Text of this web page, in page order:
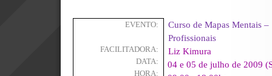
EVENTO:
FACILITADORA:
DATA:
HORA:
Curso de Mapas Mentais
Profissionais
Liz Kimura
04 e 05 de julho de 2009